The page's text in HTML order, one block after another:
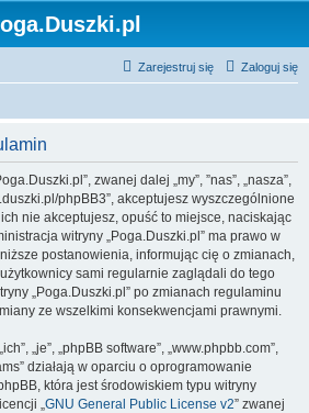
Zaloguj się
Zarejestruj się
zwanej dalej „my”, ”nas”, „nasza”,
phpBB3”, akceptujesz wyszczególnione
nie akceptujesz, opuść to miejsce, naciskając
witryny „Poga.Duszki.pl” ma prawo w
postanowienia, informując cię o zmianach,
sami regularnie zaglądali do tego
„Poga.Duszki.pl” po zmianach regulaminu
ze wszelkimi konsekwencjami prawnymi.
„je”, „phpBB software”, „www.phpbb.com”,
działają w oparciu o oprogramowanie
która jest środowiskiem typu witryny
„GNU General Public License v2” zwanej